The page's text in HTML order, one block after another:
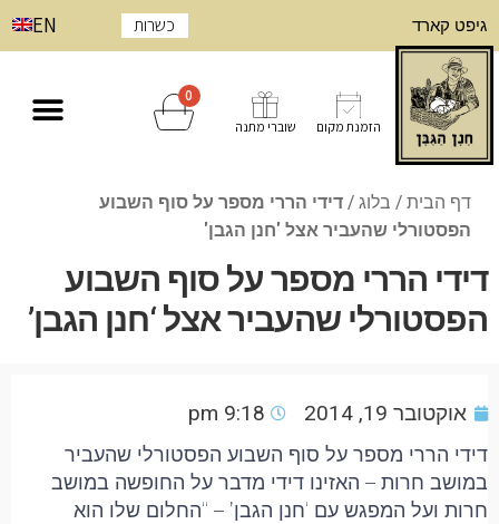
גיפט קארד כשרות EN
הזמנת מקום שוברי מתנה
0
דף הבית/ בלוג/ דידי הררי מספר על סוף השבוע
הפסטורלי שהעביר אצל 'חנן הגבן'
דידי הררי מספר על סוף השבוע
הפסטורלי שהעביר אצל ‘חנן הגבן’
אוקטובר 19, 2014 9:18 pm
דידי הררי מספר על סוף השבוע הפסטורלי שהעביר
במושב חרות – האזינו דידי מדבר על החופשה במושב
חרות ועל המפגש עם ‘חנן הגבן’ – “החלום שלו הוא